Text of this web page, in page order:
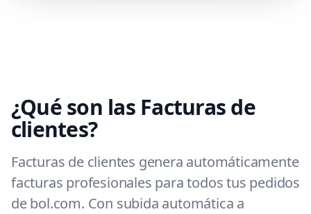
¿Qué son las Facturas de
clientes?
Facturas de clientes genera automáticamente
facturas profesionales para todos tus pedidos
de bol.com. Con subida automática a